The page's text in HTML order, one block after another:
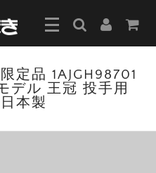
定品 1AJGH98701
デル 王冠 投手用
本製